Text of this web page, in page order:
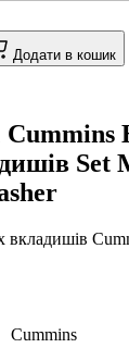
Додати в кошик
Cummins
Set
вкладишів
Cummins